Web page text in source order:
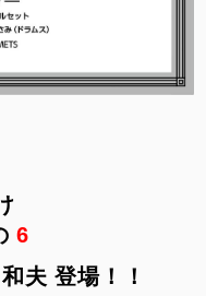
6
夫 登場！！